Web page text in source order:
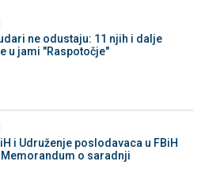
ne odustaju: 11 njih i dalje
u jami "Raspotočje"
i Udruženje poslodavaca u FBiH
o saradnji